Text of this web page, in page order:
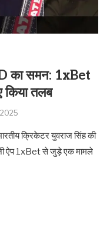
का समन: 1xBet
तलब
क्रिकेटर युवराज सिंह की
ऐप 1xBet से जुड़े एक मामले